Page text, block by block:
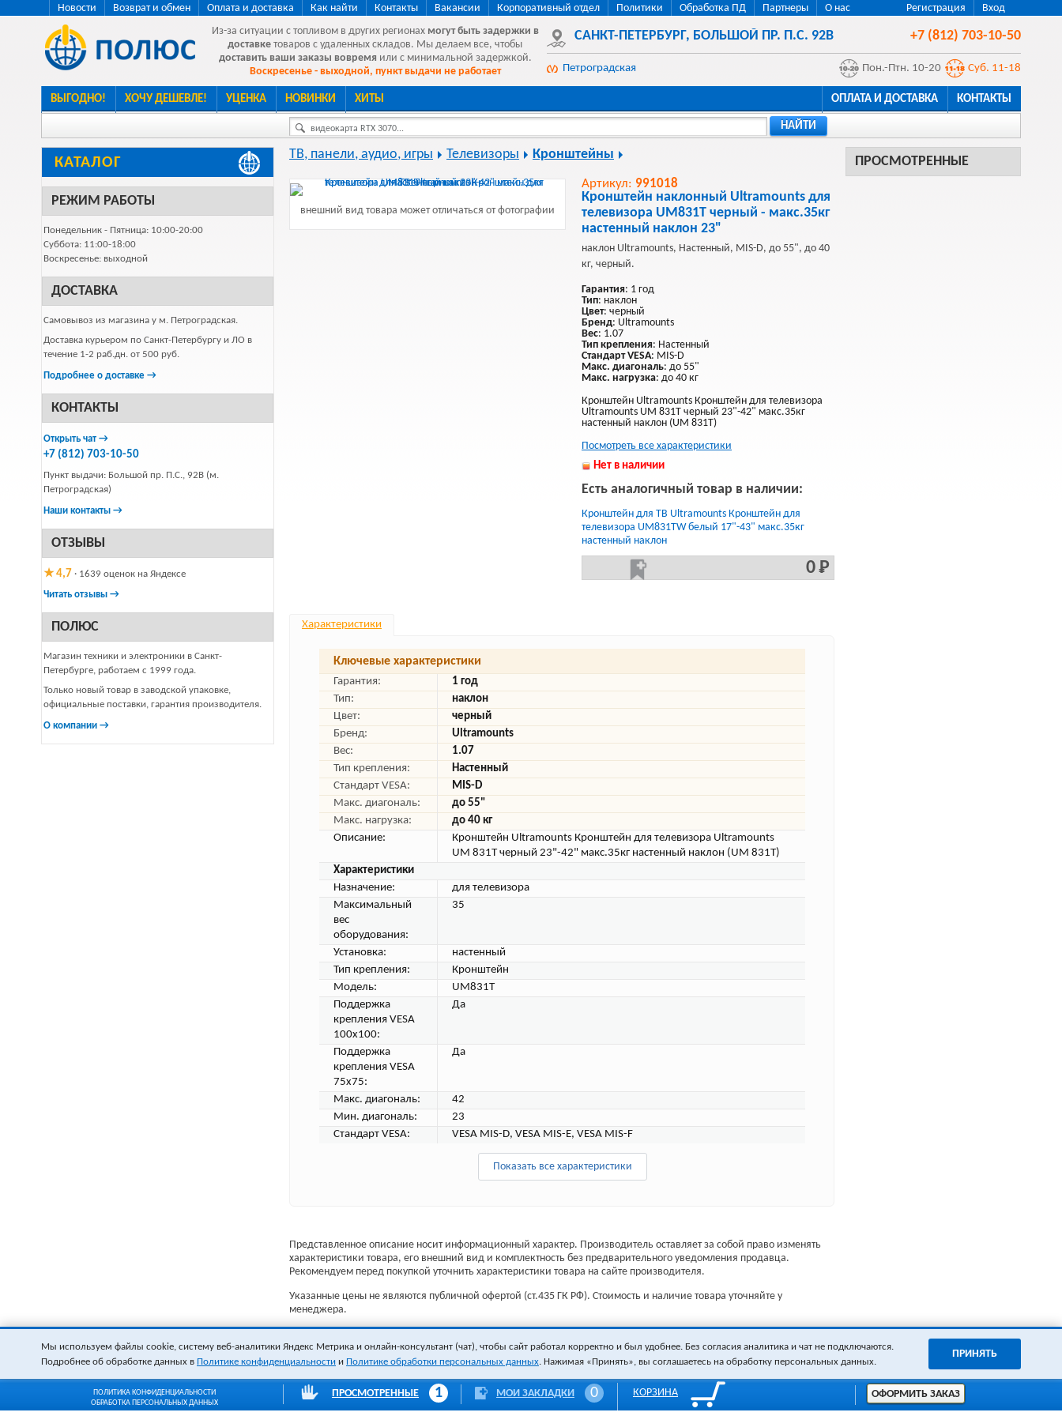
Регистрация Вход
Новости Возврат и обмен Оплата и доставка Как найти Контакты Вакансии Корпоративный отдел Политики Обработка ПД Партнеры
О нас
Из-за ситуации с топливом в других регионах могут быть задержки в
доставке товаров с удаленных складов. Мы делаем все, чтобы
доставить ваши заказы вовремя или с минимальной задержкой.
Воскресенье - выходной, пункт выдачи не работает
САНКТ-ПЕТЕРБУРГ, БОЛЬШОЙ ПР. П.С. 92В +7 (812) 703-10-50
Петроградская Пон.-Птн. 10-20 Суб. 11-18
ВЫГОДНО! ХОЧУ ДЕШЕВЛЕ! УЦЕНКА НОВИНКИ ХИТЫ ОПЛАТА И ДОСТАВКА КОНТАКТЫ
видеокарта RTX 3070... НАЙТИ
КАТАЛОГ
РЕЖИМ РАБОТЫ
Понедельник - Пятница: 10:00-20:00
Суббота: 11:00-18:00
Воскресенье: выходной
ДОСТАВКА
Самовывоз из магазина у м. Петроградская.
Доставка курьером по Санкт-Петербургу и ЛО в
течение 1-2 раб.дн. от 500 руб.
Подробнее о доставке →
КОНТАКТЫ
Открыть чат →
+7 (812) 703-10-50
Пункт выдачи: Большой пр. П.С., 92В (м.
Петроградская)
Наши контакты →
ОТЗЫВЫ
★ 4,7 · 1639 оценок на Яндексе
Читать отзывы →
ПОЛЮС
Магазин техники и электроники в Санкт-
Петербурге, работаем с 1999 года.
Только новый товар в заводской упаковке,
официальные поставки, гарантия производителя.
О компании →
ПРОСМОТРЕННЫЕ
ТВ, панели, аудио, игры Телевизоры Кронштейны
внешний вид товара может отличаться от фотографии
Артикул: 991018
Кронштейн наклонный Ultramounts для
телевизора UM831T черный - макс.35кг
настенный наклон 23"
наклон Ultramounts, Настенный, MIS-D, до 55", до 40
кг, черный.
Гарантия: 1 год
Тип: наклон
Цвет: черный
Бренд: Ultramounts
Вес: 1.07
Тип крепления: Настенный
Стандарт VESA: MIS-D
Макс. диагональ: до 55"
Макс. нагрузка: до 40 кг
Кронштейн Ultramounts Кронштейн для телевизора
Ultramounts UM 831T черный 23"-42" макс.35кг
настенный наклон (UM 831T)
Посмотреть все характеристики
Нет в наличии
Есть аналогичный товар в наличии:
Кронштейн для ТВ Ultramounts Кронштейн для
телевизора UM831TW белый 17"-43" макс.35кг
настенный наклон
0 Р
Характеристики
Ключевые характеристики
Гарантия:
1 год
Тип:
наклон
Цвет:
черный
Бренд:
Ultramounts
Вес:
1.07
Тип крепления:
Настенный
Стандарт VESA:
MIS-D
Макс. диагональ:
до 55"
Макс. нагрузка:
до 40 кг
Описание:
Кронштейн Ultramounts Кронштейн для телевизора Ultramounts
UM 831T черный 23"-42" макс.35кг настенный наклон (UM 831T)
Характеристики
Назначение:
для телевизора
Максимальный
вес
оборудования:
35
Установка:
настенный
Тип крепления:
Кронштейн
Модель:
UM831T
Поддержка
крепления VESA
100х100:
Да
Поддержка
крепления VESA
75х75:
Да
Макс. диагональ:
42
Мин. диагональ:
23
Стандарт VESA:
VESA MIS-D, VESA MIS-E, VESA MIS-F
Показать все характеристики
Представленное описание носит информационный характер. Производитель оставляет за собой право изменять
характеристики товара, его внешний вид и комплектность без предварительного уведомления продавца.
Рекомендуем перед покупкой уточнить характеристики товара на сайте производителя.
Указанные цены не являются публичной офертой (ст.435 ГК РФ). Стоимость и наличие товара уточняйте у
менеджера.
ПОЛИТИКА КОНФИДЕНЦИАЛЬНОСТИ
ОБРАБОТКА ПЕРСОНАЛЬНЫХ ДАННЫХ
ПРОСМОТРЕННЫЕ 1 МОИ ЗАКЛАДКИ 0 КОРЗИНА ОФОРМИТЬ ЗАКАЗ
Мы используем файлы cookie, систему веб-аналитики Яндекс Метрика и онлайн-консультант (чат), чтобы сайт работал корректно и был удобнее. Без согласия аналитика и чат не подключаются.
Подробнее об обработке данных в Политике конфиденциальности и Политике обработки персональных данных . Нажимая «Принять», вы соглашаетесь на обработку персональных данных.
ПРИНЯТЬ